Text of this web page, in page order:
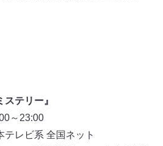
ステリー』
～23:00
レビ系 全国ネット